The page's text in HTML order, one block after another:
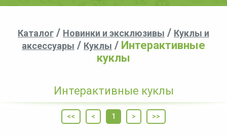
Каталог / Новинки и эксклюзивы / Куклы и
аксессуары / Куклы / Интерактивные
куклы
Интерактивные куклы
<< < 1 > >>